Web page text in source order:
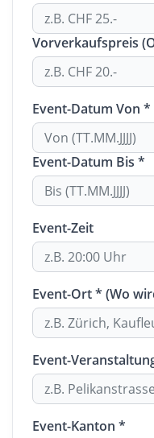
Vorverkaufspreis
Event-Datum Von *
Event-Datum Bis *
Event-Zeit
Event-Ort * (Wo
Event-
Event-Kanton *